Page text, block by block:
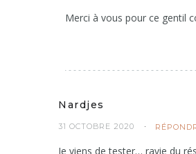
Merci à vous pour ce gentil
Nardjes
31 OCTOBRE 2020
Je viens de tester… ravie du